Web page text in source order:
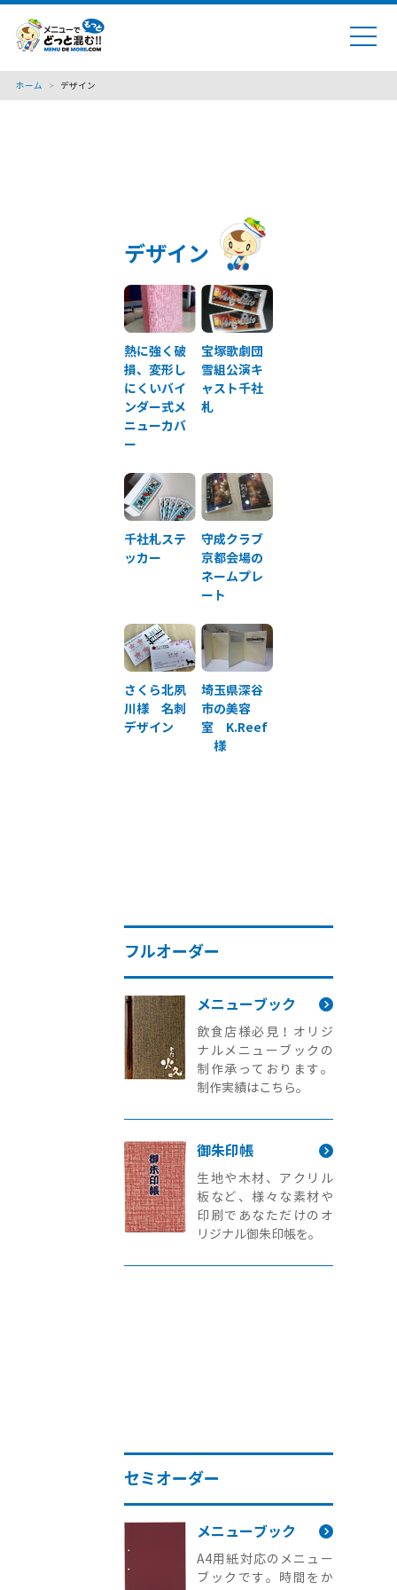
ホーム > デザイン
フルオーダー
メニューブック
飲食店様必見！オリジ
ナルメニューブックの
制作承っております。
制作実績はこちら。
御朱印帳
生地や木材、アクリル
板など、様々な素材や
印刷であなただけのオ
リジナル御朱印帳を。
セミオーダー
メニューブック
A4用紙対応のメニュー
ブックです。時間をか
デザイン
熱に強く破
損、変形し
にくいバイ
ンダー式メ
ニューカバ
ー
宝塚歌劇団
雪組公演キ
ャスト千社
札
千社札ステ
ッカー
守成クラブ
京都会場の
ネームプレ
ート
さくら北夙
川様 名刺
デザイン
埼玉県深谷
市の美容
室 K.Reef
様